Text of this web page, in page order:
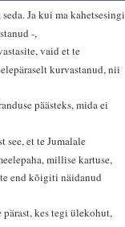
Ja kui ma kahetsesingi
-,
vaid et te
kurvastanud, nii
päästeks, mida ei
see, et te Jumalale
millise kartuse,
end kõigiti näidanud
kes tegi ülekohut,